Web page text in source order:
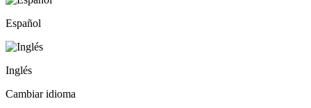
Español
Inglés
Cambiar idioma